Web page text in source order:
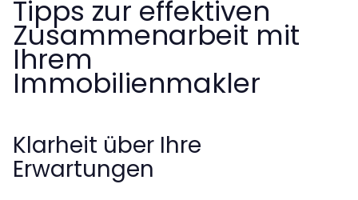
Tipps zur effektiven
Zusammenarbeit mit
Ihrem
Immobilienmakler
Klarheit über Ihre
Erwartungen